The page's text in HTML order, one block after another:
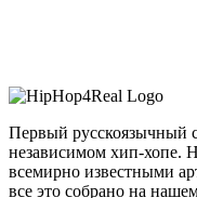
Первый русскоязычный
независимом хип-хопе.
всемирно известными
все это собрано на